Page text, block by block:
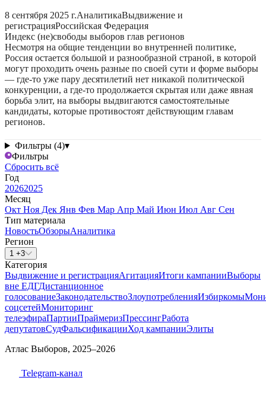
8 сентября 2025 г.АналитикаВыдвижение и
регистрацияРоссийская Федерация
Индекс (не)свободы выборов глав регионов
Несмотря на общие тенденции во внутренней политике,
Россия остается большой и разнообразной страной, в которой
могут проходить очень разные по своей сути и форме выборы
— где-то уже пару десятилетий нет никакой политической
конкуренции, а где-то продолжается скрытая или даже явная
борьба элит, на выборы выдвигаются самостоятельные
кандидаты, которые противостоят действующим главам
регионов.
Фильтры (4)▾
Фильтры
Сбросить всё
Год
20262025
Месяц
Окт Ноя Дек Янв Фев Мар Апр Май Июн Июл Авг Сен
Тип материала
НовостьОбзорыАналитика
Регион
1 +3
Категория
Выдвижение и регистрацияАгитацияИтоги кампанииВыборы
вне ЕДГДистанционное
голосованиеЗаконодательствоЗлоупотребленияИзбиркомы
соцсетейМониторинг
телеэфираПартииПраймеризПрессингРабота
депутатовСудФальсификацииХод кампанииЭлиты
Атлас Выборов, 2025–2026
Telegram-канал